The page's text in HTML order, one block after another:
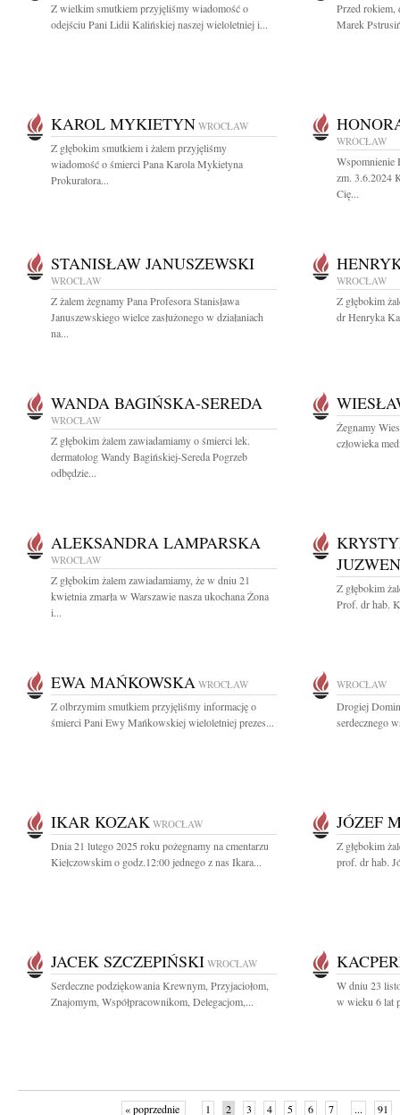
Z wielkim smutkiem przyjęliśmy wiadomość o
odejściu Pani Lidii Kalińskiej naszej wieloletniej i...
Przed rokiem,
Marek
KAROL MYKIETYN WROCŁAW
Z głębokim smutkiem i żalem przyjęliśmy
wiadomość o śmierci Pana Karola Mykietyna
Prokuratora...
WROCŁAW
Wspomnienie
zm. 3.6.2024
Cię...
STANISŁAW JANUSZEWSKI
WROCŁAW
Z żalem żegnamy Pana Profesora Stanisława
Januszewskiego wielce zasłużonego w działaniach
na...
WROCŁAW
Z głębokim
dr Henryka
WANDA BAGIŃSKA-SEREDA
WROCŁAW
Z głębokim żalem zawiadamiamy o śmierci lek.
dermatolog Wandy Bagińskiej-Sereda Pogrzeb
odbędzie...
Żegnamy
człowieka
ALEKSANDRA LAMPARSKA
WROCŁAW
Z głębokim żalem zawiadamiamy, że w dniu 21
kwietnia zmarła w Warszawie nasza ukochana Żona
i...
Z głębokim
Prof. dr hab.
EWA MAŃKOWSKA WROCŁAW
Z olbrzymim smutkiem przyjęliśmy informację o
śmierci Pani Ewy Mańkowskiej wieloletniej prezes...
WROCŁAW
Drogiej
serdecznego
IKAR KOZAK WROCŁAW
Dnia 21 lutego 2025 roku pożegnamy na cmentarzu
Kiełczowskim o godz.12:00 jednego z nas Ikara...
JÓZEF
Z głębokim
prof. dr hab.
JACEK SZCZEPIŃSKI WROCŁAW
Serdeczne podziękowania Krewnym, Przyjaciołom,
Znajomym, Współpracownikom, Delegacjom,...
W dniu 23
w wieku 6 lat
« poprzednie 1 2 3 4 5 6 7 ... 91